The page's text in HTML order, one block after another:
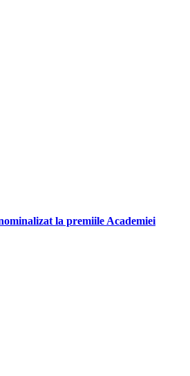
la premiile Academiei